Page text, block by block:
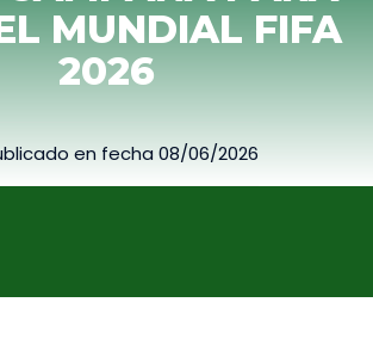
MUNDIAL FIFA
2026
en fecha 08/06/2026